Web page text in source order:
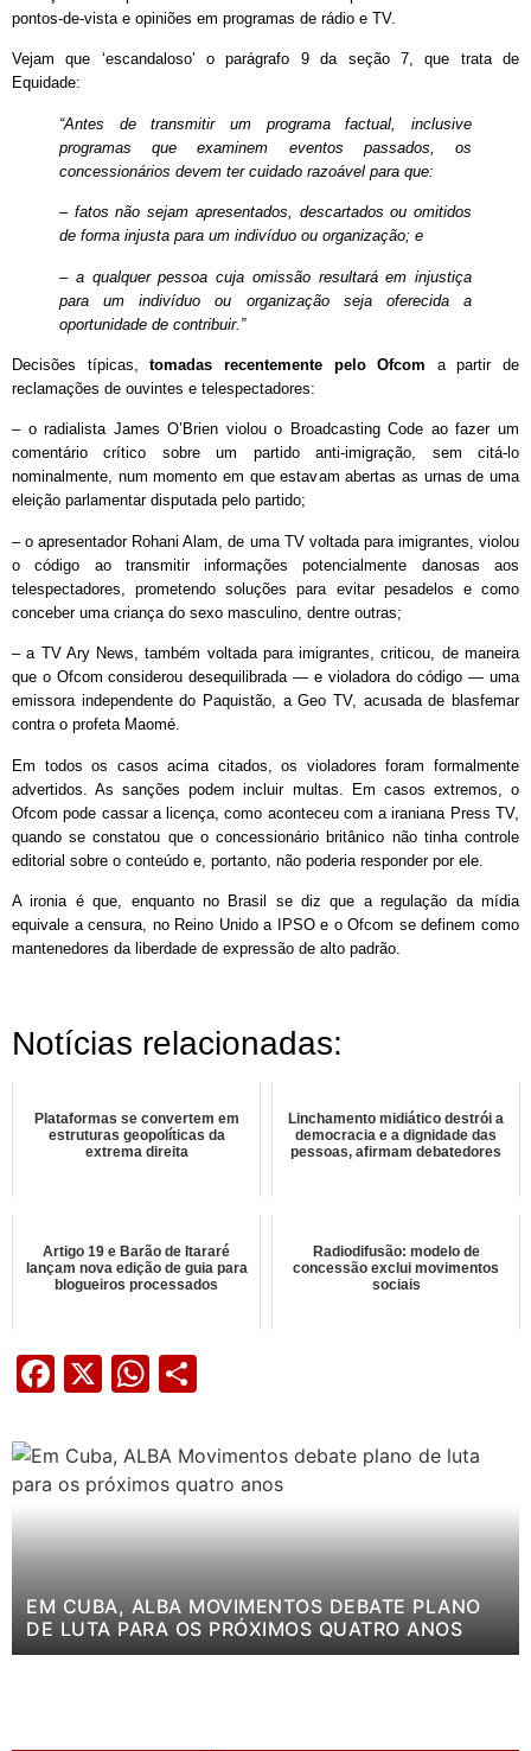
pontos-de-vista e opiniões em programas de rádio e TV.
Vejam que ‘escandaloso’ o parágrafo 9 da seção 7, que trata de
Equidade:
“Antes de transmitir um programa factual, inclusive
programas que examinem eventos passados, os
concessionários devem ter cuidado razoável para que:
– fatos não sejam apresentados, descartados ou omitidos
de forma injusta para um indivíduo ou organização; e
– a qualquer pessoa cuja omissão resultará em injustiça
para um indivíduo ou organização seja oferecida a
oportunidade de contribuir.”
Decisões típicas,tomadas recentemente pelo Ofcom a partir de
reclamações de ouvintes e telespectadores:
– o radialista James O’Brien violou o Broadcasting Code ao fazer um
comentário crítico sobre um partido anti-imigração, sem citá-lo
nominalmente, num momento em que estavam abertas as urnas de uma
eleição parlamentar disputada pelo partido;
– o apresentador Rohani Alam, de uma TV voltada para imigrantes, violou
o código ao transmitir informações potencialmente danosas aos
telespectadores, prometendo soluções para evitar pesadelos e como
conceber uma criança do sexo masculino, dentre outras;
– a TV Ary News, também voltada para imigrantes, criticou, de maneira
que o Ofcom considerou desequilibrada — e violadora do código — uma
emissora independente do Paquistão, a Geo TV, acusada de blasfemar
contra o profeta Maomé.
Em todos os casos acima citados, os violadores foram formalmente
advertidos. As sanções podem incluir multas. Em casos extremos, o
Ofcom pode cassar a licença, como aconteceu com a iraniana Press TV,
quando se constatou que o concessionário britânico não tinha controle
editorial sobre o conteúdo e, portanto, não poderia responder por ele.
A ironia é que, enquanto no Brasil se diz que a regulação da mídia
equivale a censura, no Reino Unido a IPSO e o Ofcom se definem como
mantenedores da liberdade de expressão de alto padrão.
Notícias relacionadas:
Plataformas se convertem em
estruturas geopolíticas da
extrema direita
Linchamento midiático destrói a
democracia e a dignidade das
pessoas, afirmam debatedores
Artigo 19 e Barão de Itararé
lançam nova edição de guia para
blogueiros processados
Radiodifusão: modelo de
concessão exclui movimentos
sociais
Facebook
X WhatsApp
EM CUBA, ALBA MOVIMENTOS DEBATE PLANO
DE LUTA PARA OS PRÓXIMOS QUATRO ANOS